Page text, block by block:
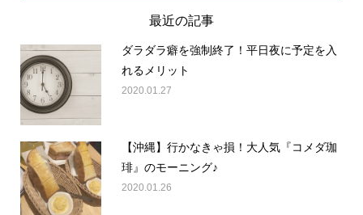
最近の記事
ダラダラ癖を強制終了！平日夜に予定を入
れるメリット
2020.01.27
【沖縄】行かなきゃ損！大人気『コメダ珈
琲』のモーニング♪
2020.01.26